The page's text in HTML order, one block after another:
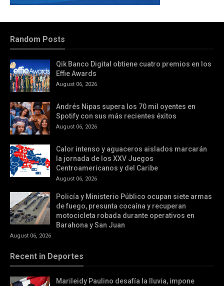
Random Posts
Qik Banco Digital obtiene cuatro premios en los
Effie Awards
August 06, 2026
Andrés Nipas supera los 70 mil oyentes en
Spotify con sus más recientes éxitos
August 06, 2026
Calor intenso y aguaceros aislados marcarán
la jornada de los XXV Juegos
Centroamericanos y del Caribe
August 06, 2026
Policía y Ministerio Público ocupan siete armas
de fuego, presunta cocaína y recuperan
motocicleta robada durante operativos en
Barahona y San Juan
August 06, 2026
Recent in Deportes
Marileidy Paulino desafía la lluvia, impone